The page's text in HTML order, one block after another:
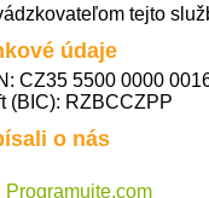
tejto
údaje
CZ35 5500 0000
(BIC): RZBCCZPP
o nás
Programujte.com